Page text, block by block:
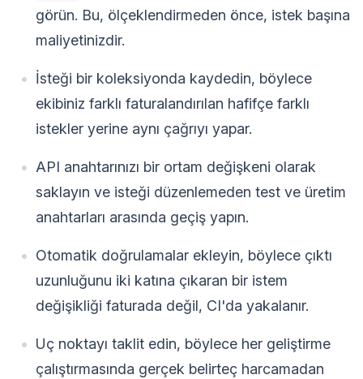
görün. Bu, ölçeklendirmeden önce, istek başına
maliyetinizdir.
İsteği bir koleksiyonda kaydedin, böylece
ekibiniz farklı faturalandırılan hafifçe farklı
istekler yerine aynı çağrıyı yapar.
API anahtarınızı bir ortam değişkeni olarak
saklayın ve isteği düzenlemeden test ve üretim
anahtarları arasında geçiş yapın.
Otomatik doğrulamalar ekleyin, böylece çıktı
uzunluğunu iki katına çıkaran bir istem
değişikliği faturada değil, CI'da yakalanır.
Uç noktayı taklit edin, böylece her geliştirme
çalıştırmasında gerçek belirteç harcamadan